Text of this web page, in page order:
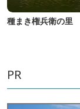
種まき権兵衛の里
PR